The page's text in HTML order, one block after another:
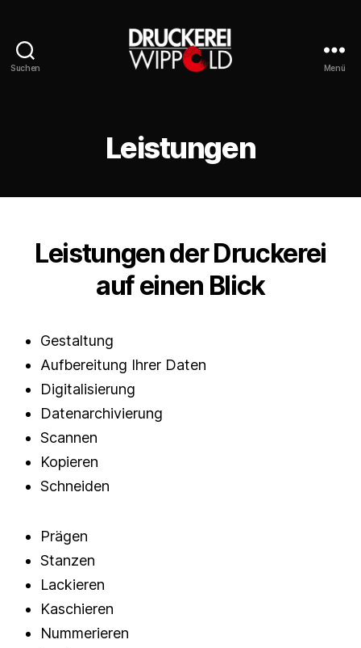
Suchen Menü
Leistungen
Leistungen der Druckerei
auf einen Blick
Gestaltung
Aufbereitung Ihrer Daten
Digitalisierung
Datenarchivierung
Scannen
Kopieren
Schneiden
Prägen
Stanzen
Lackieren
Kaschieren
Nummerieren